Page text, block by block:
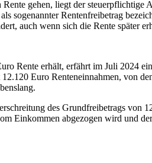
gehen, liegt der steuerpflichtige
sogenannter Rentenfreibetrag
auch wenn sich die Rente später
Rente erhält, erfährt im Juli 2024
Euro Renteneinnahmen, von
des Grundfreibetrags von
Einkommen abgezogen wird und